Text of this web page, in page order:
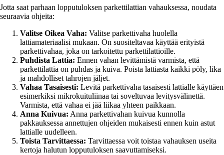
Jotta saat parhaan lopputuloksen parkettilattian vahauksessa, noudata
seuraavia ohjeita:
Valitse Oikea Vaha: Valitse parkettivaha huolella
lattiamateriaalisi mukaan. On suositeltavaa käyttää erityistä
parkettivahaa, joka on tarkoitettu parkettilattioille.
Puhdista Lattia: Ennen vahan levittämistä varmista, että
parkettilattia on puhdas ja kuiva. Poista lattiasta kaikki pöly, lika
ja mahdolliset tahrojen jäljet.
Vahaa Tasaisesti: Levitä parkettivaha tasaisesti lattialle käyttäen
esimerkiksi mikrokuituliinaa tai soveltuvaa levitysvälinettä.
Varmista, että vahaa ei jää liikaa yhteen paikkaan.
Anna Kuivua: Anna parkettivahan kuivua kunnolla
pakkauksessa annettujen ohjeiden mukaisesti ennen kuin astut
lattialle uudelleen.
Toista Tarvittaessa: Tarvittaessa voit toistaa vahauksen useita
kertoja halutun lopputuloksen saavuttamiseksi.